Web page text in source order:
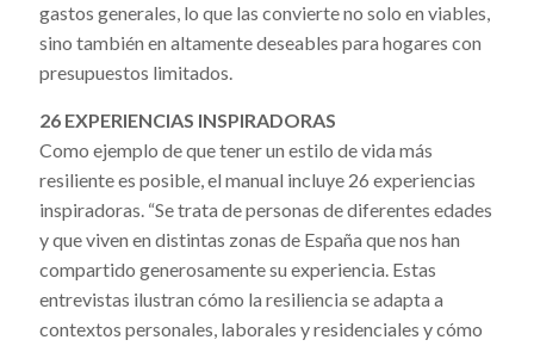
gastos generales, lo que las convierte no solo en viables,
sino también en altamente deseables para hogares con
presupuestos limitados.
26 EXPERIENCIAS INSPIRADORAS
Como ejemplo de que tener un estilo de vida más
resiliente es posible, el manual incluye 26 experiencias
inspiradoras. “Se trata de personas de diferentes edades
y que viven en distintas zonas de España que nos han
compartido generosamente su experiencia. Estas
entrevistas ilustran cómo la resiliencia se adapta a
contextos personales, laborales y residenciales y cómo